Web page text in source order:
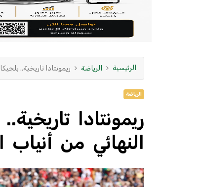
الرئيسية الرياضة ريمونتادا تاريخية..
الرياضة
ريمونتادا
النهائي من أنياب